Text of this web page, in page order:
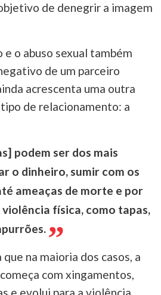
de denegrir a imagem
o abuso sexual também
de um parceiro
acrescenta uma outra
de relacionamento: a
podem ser dos mais
o dinheiro, sumir com os
ameaças de morte e por
física, como tapas,
na maioria dos casos, a
com xingamentos,